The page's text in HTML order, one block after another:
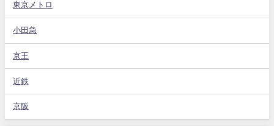
東京メトロ
小田急
京王
近鉄
京阪